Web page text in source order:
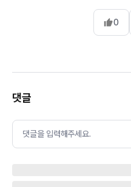
0
댓글
댓글을 입력해주세요.